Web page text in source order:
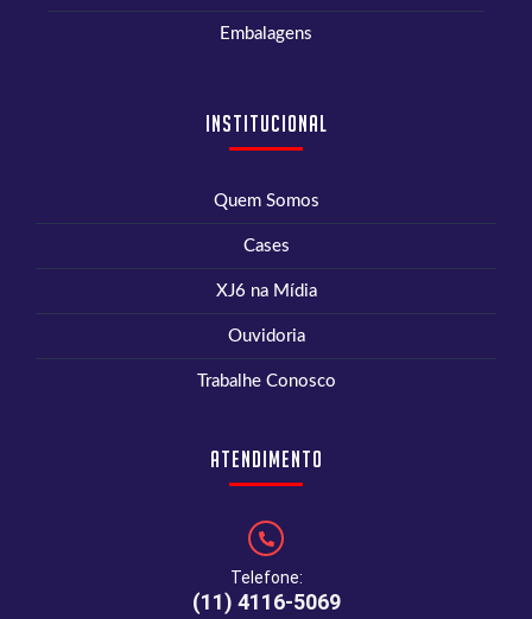
Embalagens
Institucional
Quem Somos
Cases
XJ6 na Mídia
Ouvidoria
Trabalhe Conosco
Atendimento
Telefone:
(11) 4116-5069